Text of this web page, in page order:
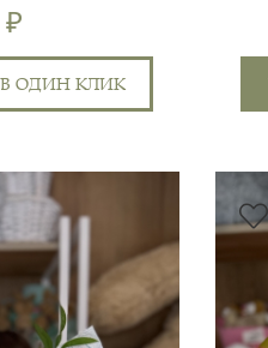
50 СМ
₽
В ОДИН КЛИК